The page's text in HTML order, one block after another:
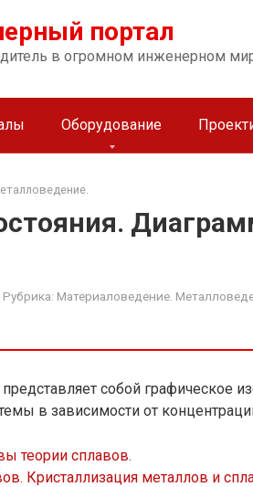
портал
в огромном инженерном
Оборудование
Рубрика: Материаловедение.
представляет собой графическое
в зависимости от
теории сплавов.
Кристаллизация металлов и